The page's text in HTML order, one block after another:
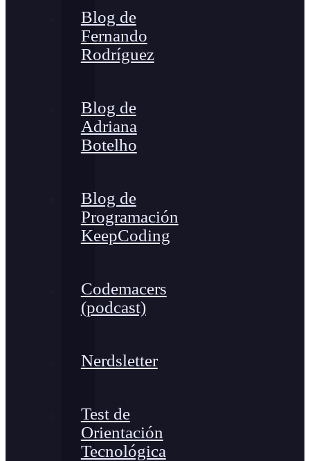
Blog de
Fernando
Rodríguez
Blog de
Adriana
Botelho
Blog de
Programación
KeepCoding
Codemacers
(podcast)
Nerdsletter
Test de
Orientación
Tecnológica